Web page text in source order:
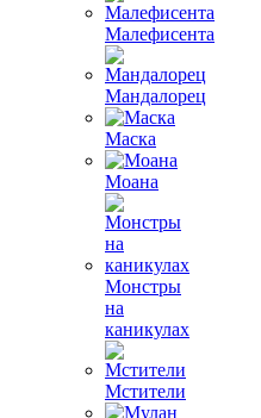
Малефисента
Мандалорец
Маска
Моана
Монстры
на
каникулах
Мстители